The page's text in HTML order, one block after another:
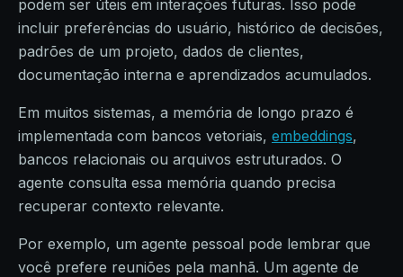
podem ser úteis em interações futuras. Isso pode
incluir preferências do usuário, histórico de decisões,
padrões de um projeto, dados de clientes,
documentação interna e aprendizados acumulados.
Em muitos sistemas, a memória de longo prazo é
implementada com bancos vetoriais, embeddings,
bancos relacionais ou arquivos estruturados. O
agente consulta essa memória quando precisa
recuperar contexto relevante.
Por exemplo, um agente pessoal pode lembrar que
você prefere reuniões pela manhã. Um agente de